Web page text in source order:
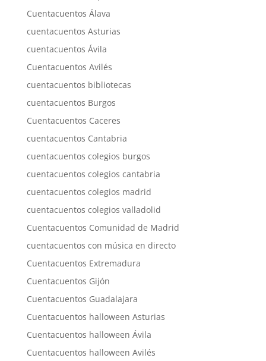
Cuentacuentos Álava
cuentacuentos Asturias
cuentacuentos Ávila
Cuentacuentos Avilés
cuentacuentos bibliotecas
cuentacuentos Burgos
Cuentacuentos Caceres
cuentacuentos Cantabria
cuentacuentos colegios burgos
cuentacuentos colegios cantabria
cuentacuentos colegios madrid
cuentacuentos colegios valladolid
Cuentacuentos Comunidad de Madrid
cuentacuentos con música en directo
Cuentacuentos Extremadura
Cuentacuentos Gijón
Cuentacuentos Guadalajara
Cuentacuentos halloween Asturias
Cuentacuentos halloween Ávila
Cuentacuentos halloween Avilés